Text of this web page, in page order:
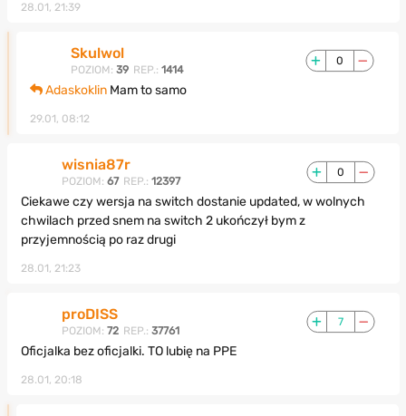
28.01, 21:39
Skulwol
POZIOM: 39 REP.: 1414
0
Adaskoklin Mam to samo
29.01, 08:12
wisnia87r
POZIOM: 67 REP.: 12397
0
Ciekawe czy wersja na switch dostanie updated, w wolnych
chwilach przed snem na switch 2 ukończył bym z
przyjemnością po raz drugi
28.01, 21:23
proDISS
POZIOM: 72 REP.: 37761
7
Oficjalka bez oficjalki. TO lubię na PPE
28.01, 20:18